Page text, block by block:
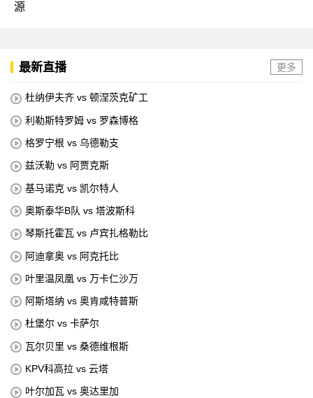
源
最新直播 更多
杜纳伊夫齐 vs 顿涅茨克矿工
利勒斯特罗姆 vs 罗森博格
格罗宁根 vs 乌德勒支
兹沃勒 vs 阿贾克斯
基马诺克 vs 凯尔特人
奥斯泰华B队 vs 塔波斯科
琴斯托霍瓦 vs 卢宾扎格勒比
阿迪拿奥 vs 阿克托比
叶里温凤凰 vs 万卡仁沙万
阿斯塔纳 vs 奥肯咸特普斯
杜堡尔 vs 卡萨尔
瓦尔贝里 vs 桑德维根斯
KPV科高拉 vs 云塔
叶尔加瓦 vs 奥达里加